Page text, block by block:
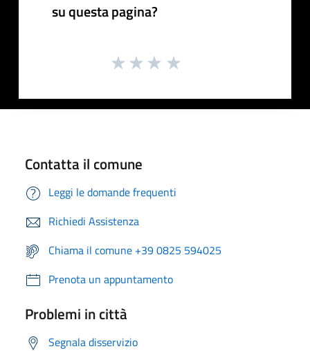
su questa pagina?
Contatta il comune
Leggi le domande frequenti
Richiedi Assistenza
Chiama il comune +39 0825 594025
Prenota un appuntamento
Problemi in città
Segnala disservizio